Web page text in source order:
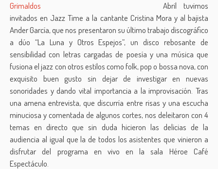
Abril tuvimos
invitados en Jazz Time a la cantante Cristina Mora y al bajista
Ander García, que nos presentaron su último trabajo discográfico
a dúo “La Luna y Otros Espejos”, un disco rebosante de
sensibilidad con letras cargadas de poesía y una música que
fusiona el jazz con otros estilos como folk, pop o bossa nova, con
exquisito buen gusto sin dejar de investigar en nuevas
sonoridades y dando vital importancia a la improvisación. Tras
una amena entrevista, que discurría entre risas y una escucha
minuciosa y comentada de algunos cortes, nos deleitaron con 4
temas en directo que sin duda hicieron las delicias de la
audiencia al igual que la de todos los asistentes que vinieron a
disfrutar del programa en vivo en la sala Héroe Café
Espectáculo.